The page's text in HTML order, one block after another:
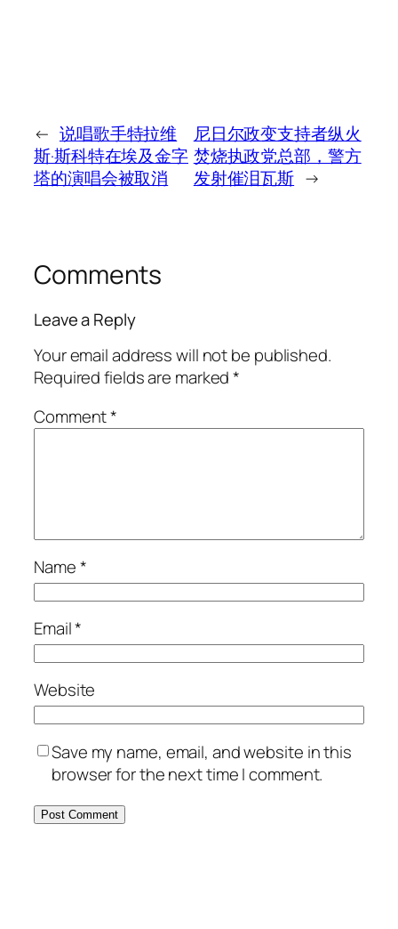
← 说唱歌手特拉维
斯·斯科特在埃及金字
塔的演唱会被取消
尼日尔政变支持者纵火
焚烧执政党总部，警方
发射催泪瓦斯 →
Comments
Leave a Reply
Your email address will not be published.
Required fields are marked*
Comment*
Name*
Email*
Website
Save my name, email, and website in this
browser for the next time I comment.